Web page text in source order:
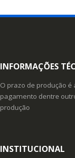
INFORMAÇÕES
O prazo de produção
pagamento dentre
produção
INSTITUCIONAL